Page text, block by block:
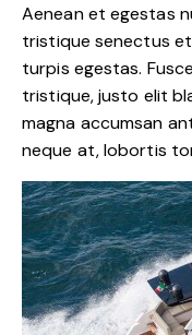
Aenean et egestas
tristique senectus
turpis egestas.
tristique, justo elit
magna accumsan
neque at, lobortis